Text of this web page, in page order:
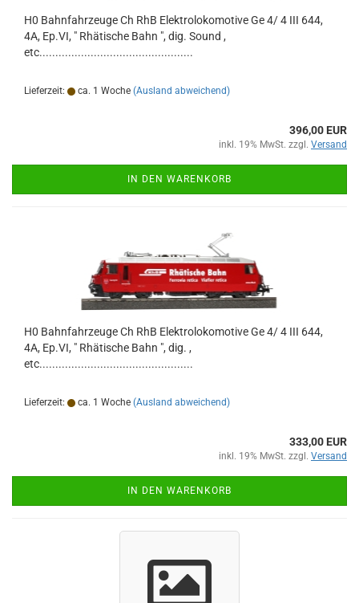
H0 Bahnfahrzeuge Ch RhB Elektrolokomotive Ge 4/ 4 III 644,
4A, Ep.VI, " Rhätische Bahn ", dig. Sound ,
etc................................................
Lieferzeit: ca. 1 Woche (Ausland abweichend)
396,00 EUR
inkl. 19% MwSt. zzgl. Versand
IN DEN WARENKORB
H0 Bahnfahrzeuge Ch RhB Elektrolokomotive Ge 4/ 4 III 644,
4A, Ep.VI, " Rhätische Bahn ", dig. ,
etc................................................
Lieferzeit: ca. 1 Woche (Ausland abweichend)
333,00 EUR
inkl. 19% MwSt. zzgl. Versand
IN DEN WARENKORB